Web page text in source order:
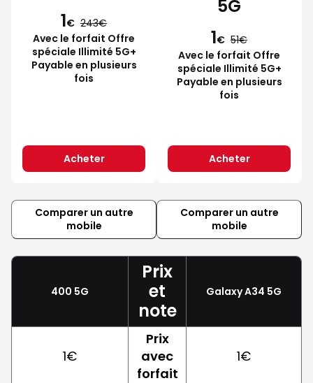
1€ 243
Avec le forfait Offre
spéciale Illimité 5G+
Payable en plusieurs
fois
Acheter
5G
1€ 51
Avec le forfait Offre
spéciale Illimité 5G+
Payable en plusieurs
fois
Acheter
Comparer un autre
mobile
Comparer un autre
mobile
400 5G
Prix
et
note
Galaxy A34 5G
1€
Prix
avec
forfait
1€